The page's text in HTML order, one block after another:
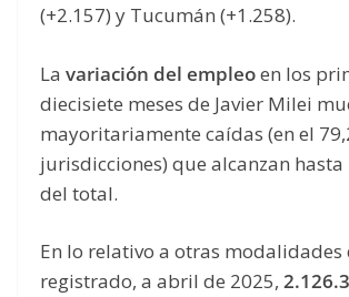
(+2.157) y Tucumán (+1.258).
La variación del empleoen los
diecisiete meses de Javier Milei
mayoritariamente caídas (en el
jurisdicciones) que alcanzan hasta
del total.
En lo relativo a otras
registrado, a abril de 2025,